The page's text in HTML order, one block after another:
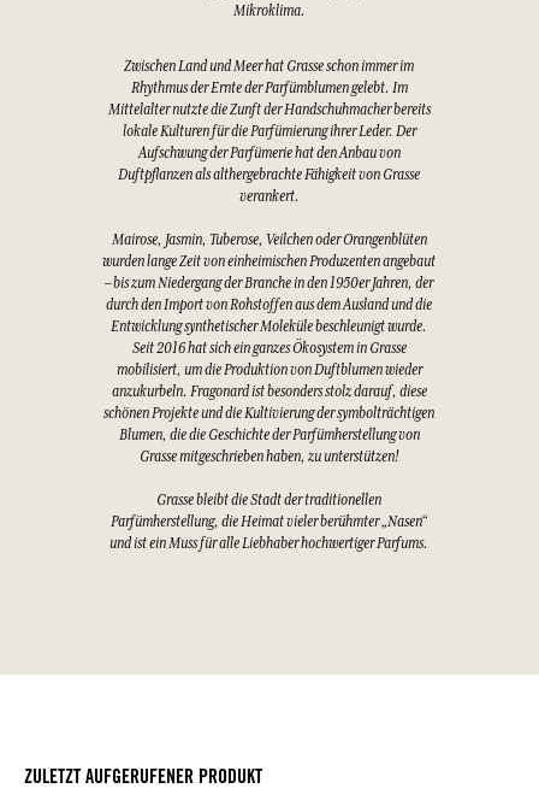
Mikroklima.
Zwischen Land und Meer hat Grasse schon immer im
Rhythmus der Ernte der Parfümblumen gelebt. Im
Mittelalter nutzte die Zunft der Handschuhmacher bereits
lokale Kulturen für die Parfümierung ihrer Leder. Der
Aufschwung der Parfümerie hat den Anbau von
Duftpflanzen als althergebrachte Fähigkeit von Grasse
verankert.
Mairose, Jasmin, Tuberose, Veilchen oder Orangenblüten
wurden lange Zeit von einheimischen Produzenten angebaut
– bis zum Niedergang der Branche in den 1950er Jahren, der
durch den Import von Rohstoffen aus dem Ausland und die
Entwicklung synthetischer Moleküle beschleunigt wurde.
Seit 2016 hat sich ein ganzes Ökosystem in Grasse
mobilisiert, um die Produktion von Duftblumen wieder
anzukurbeln. Fragonard ist besonders stolz darauf, diese
schönen Projekte und die Kultivierung der symbolträchtigen
Blumen, die die Geschichte der Parfümherstellung von
Grasse mitgeschrieben haben, zu unterstützen!
Grasse bleibt die Stadt der traditionellen
Parfümherstellung, die Heimat vieler berühmter „Nasen“
und ist ein Muss für alle Liebhaber hochwertiger Parfums.
ZULETZT AUFGERUFENER PRODUKT